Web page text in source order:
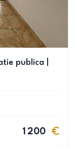
publica |
1 200